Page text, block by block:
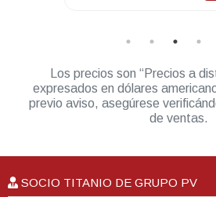
Los precios son “Precios a
expresados en dólares
previo aviso, asegúrese
de ventas.
SOCIO TITANIO DE GRUPO PV